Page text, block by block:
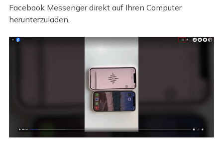
Facebook Messenger direkt auf Ihren Computer
herunterzuladen.